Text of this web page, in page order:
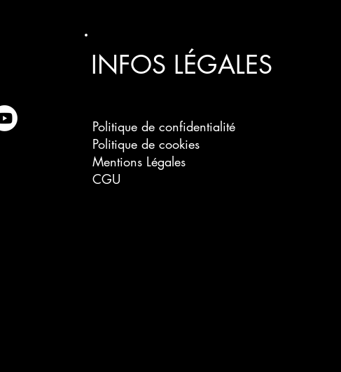
INFOS LÉGALES
Politique de confidentialité
Politique de cookies
Mentions Légales
CGU